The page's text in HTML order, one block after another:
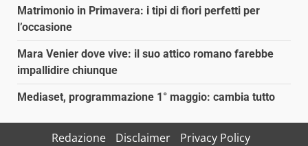
Matrimonio in Primavera: i tipi di fiori perfetti per
l’occasione
Mara Venier dove vive: il suo attico romano farebbe
impallidire chiunque
Mediaset, programmazione 1° maggio: cambia tutto
Redazione Disclaimer
Privacy Policy